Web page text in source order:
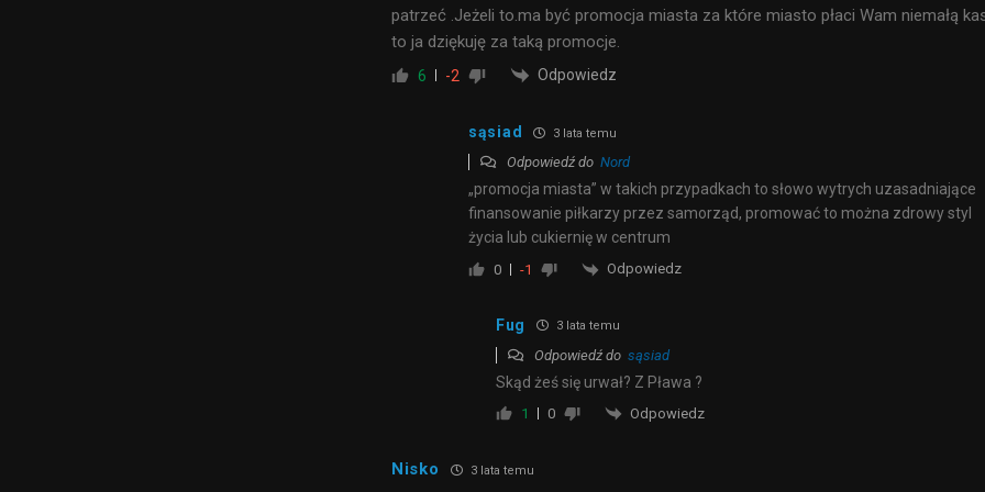
patrzeć .Jeżeli to.ma być promocja miasta za które miasto płaci Wam niemałą
to ja dziękuję za taką promocje.
6 -2 Odpowiedz
sąsiad 3 lata temu
Odpowiedź do Nord
„promocja miasta” w takich przypadkach to słowo wytrych uzasadniające
finansowanie piłkarzy przez samorząd, promować to można zdrowy styl
życia lub cukiernię w centrum
0 -1 Odpowiedz
Fug 3 lata temu
Odpowiedź do sąsiad
Skąd żeś się urwał? Z Pława ?
1 0 Odpowiedz
Nisko 3 lata temu